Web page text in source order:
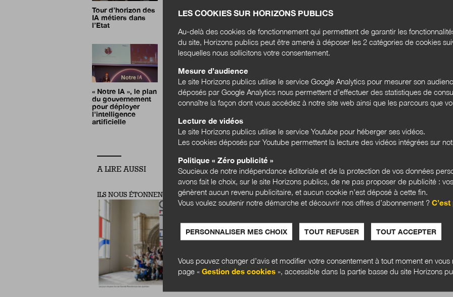
Tour d’horizon des
IA métiers dans
l’Etat
« Notre IA », le plan
du gouvernement
pour déployer
l'intelligence
artificielle
A LIRE AUSSI
ILS NOUS ÉTONNENT ILS NOUS ÉTONNENT
LES COOKIES SUR HORIZONS PUBLICS
Au-delà des cookies de fonctionnement qui permettent de garantir les
du site, Horizons publics peut être amené à déposer les 2 catégories de cookies
lesquelles nous sollicitons votre consentement.
Mesure d’audience
Le site Horizons publics utilise le service Google Analytics pour mesurer son
déposés par Google Analytics nous permettent d’effectuer des statistiques de
connaître la façon dont vous accédez à notre site web ainsi que les parcours que
Lecture de vidéos
Le site Horizons publics utilise le service Youtube pour héberger ses vidéos.
Les cookies déposés par Youtube permettent la lecture des vidéos intégrées sur
Politique « Zéro publicité »
Soucieux de notre indépendance éditoriale et de la protection de vos données
avons fait le choix, sur le site Horizons publics, de ne pas proposer de publicité :
génèrent aucun revenu publicitaire, et aucun cookie n’est déposé à cette fin.
Vous voulez soutenir notre démarche et découvrir nos offres d’abonnement ?
PERSONNALISER MES CHOIX TOUT REFUSER TOUT ACCEPTER
Vous pouvez changer d’avis et modifier votre consentement à tout moment en vous
page « Gestion des cookies », accessible dans la partie basse du site Horizons